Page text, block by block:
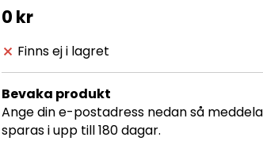
0 kr
Finns ej i lagret
Bevaka produkt
Ange din e-postadress nedan så
sparas i upp till 180 dagar.